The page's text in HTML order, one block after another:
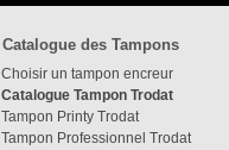
Catalogue des Tampons
Choisir un tampon encreur
Catalogue Tampon Trodat
Tampon Printy Trodat
Tampon Professionnel Trodat